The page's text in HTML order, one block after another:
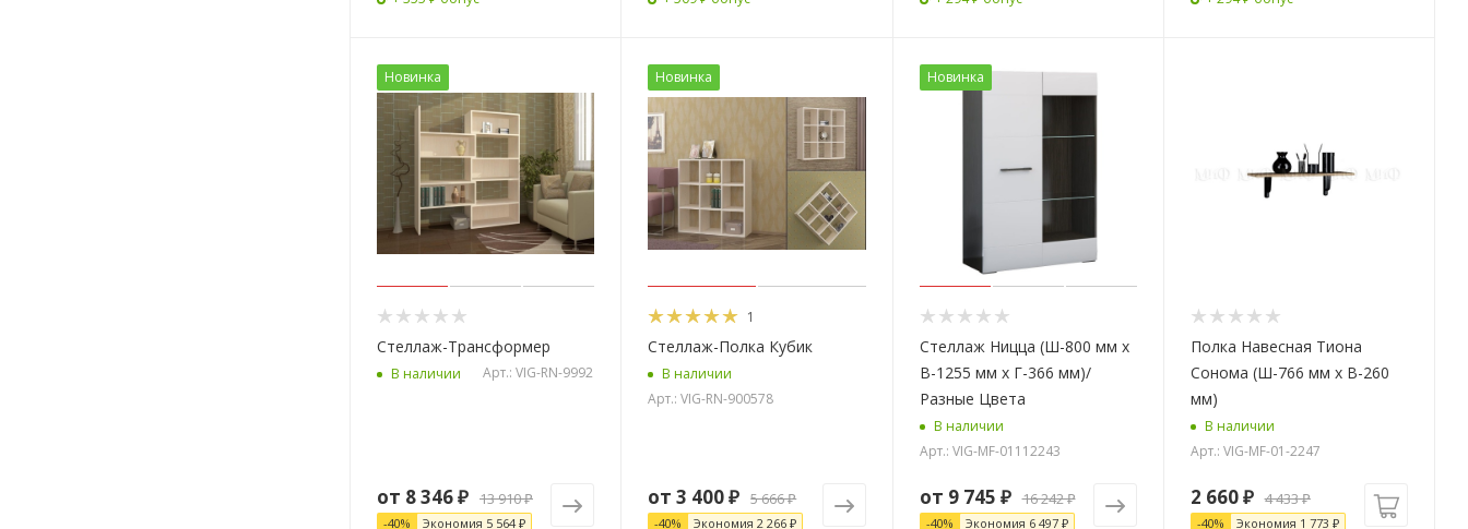
Новинка
Стеллаж-Трансформер
В наличии Арт.: VIG-RN-9992
от 8 346 ₽ 13 910 ₽
-40% Экономия 5 564 ₽
Новинка
1
Стеллаж-Полка Кубик
В наличии
Арт.: VIG-RN-900578
от3 400 ₽ 5 666 ₽
-40% Экономия2 266 ₽
Новинка
Стеллаж Ницца (Ш-800 мм x
В-1255 мм x Г-366 мм)/
Разные Цвета
В наличии
Арт.: VIG-MF-01112243
от 9 745 ₽ 16 242 ₽
-40% Экономия 6 497 ₽
Полка Навесная Тиона
Сонома (Ш-766 мм x В-260
мм)
В наличии
Арт.: VIG-MF-01-2247
2 660₽ 4 433₽
-40% Экономия 1 773 ₽